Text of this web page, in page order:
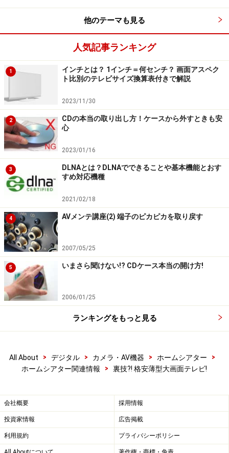
他のテーマも見る
人気記事ランキング
1
インチとは？ 1インチ＝何センチ？ 画面アスペク
ト比別のテレビサイズ換算表付きで解説
2023/11/30
2
CDの本当の取り出し方！ケースから外すときも安
心
2023/01/16
3
DLNAとは？DLNAでできることや基本機能とおす
すめ対応機種
2021/02/18
4 AVメンテ講座(2) 端子のピカピカを取り戻す
2007/05/25
5 いまさら聞けない!? CDケース本当の開け方!
2006/01/25
ランキングをもっと見る
All About > デジタル > カメラ・AV機器 > ホームシアター
>
ホームシアター関連情報
> 裏技?! 格安薄型大画面テレビ!
会社概要 採用情報
投資家情報 広告掲載
利用規約 プライバシーポリシー